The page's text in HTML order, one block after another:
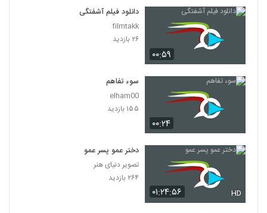
۰۰:۵۹
دانلود فیلم آشفتگی
filmtakk
۲۶ بازدید
۰۰:۲۴
سوء تفاهم
elham00
۱۵۵ بازدید
۰۱:۲۴:۵۶ HD
دختر عمو پسر عمو
تصویر دنیای هنر
۲۶۴ بازدید